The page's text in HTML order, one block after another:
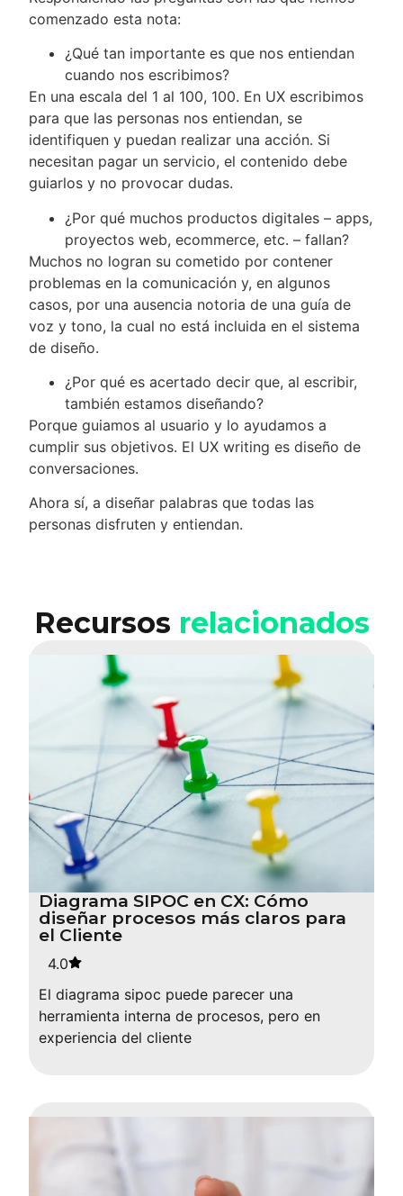
comenzado esta nota:
¿Qué tan importante es que nos entiendan
cuando nos escribimos?
En una escala del 1 al 100, 100. En UX escribimos
para que las personas nos entiendan, se
identifiquen y puedan realizar una acción. Si
necesitan pagar un servicio, el contenido debe
guiarlos y no provocar dudas.
¿Por qué muchos productos digitales – apps,
proyectos web, ecommerce, etc. – fallan?
Muchos no logran su cometido por contener
problemas en la comunicación y, en algunos
casos, por una ausencia notoria de una guía de
voz y tono, la cual no está incluida en el sistema
de diseño.
¿Por qué es acertado decir que, al escribir,
también estamos diseñando?
Porque guiamos al usuario y lo ayudamos a
cumplir sus objetivos. El UX writing es diseño de
conversaciones.
Ahora sí, a diseñar palabras que todas las
personas disfruten y entiendan.
Recursos relacionados
Diagrama SIPOC en CX: Cómo
diseñar procesos más claros para
el Cliente
4.0
El diagrama sipoc puede parecer una
herramienta interna de procesos, pero en
experiencia del cliente